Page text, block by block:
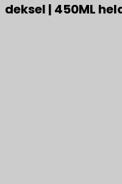
deksel | 450ML